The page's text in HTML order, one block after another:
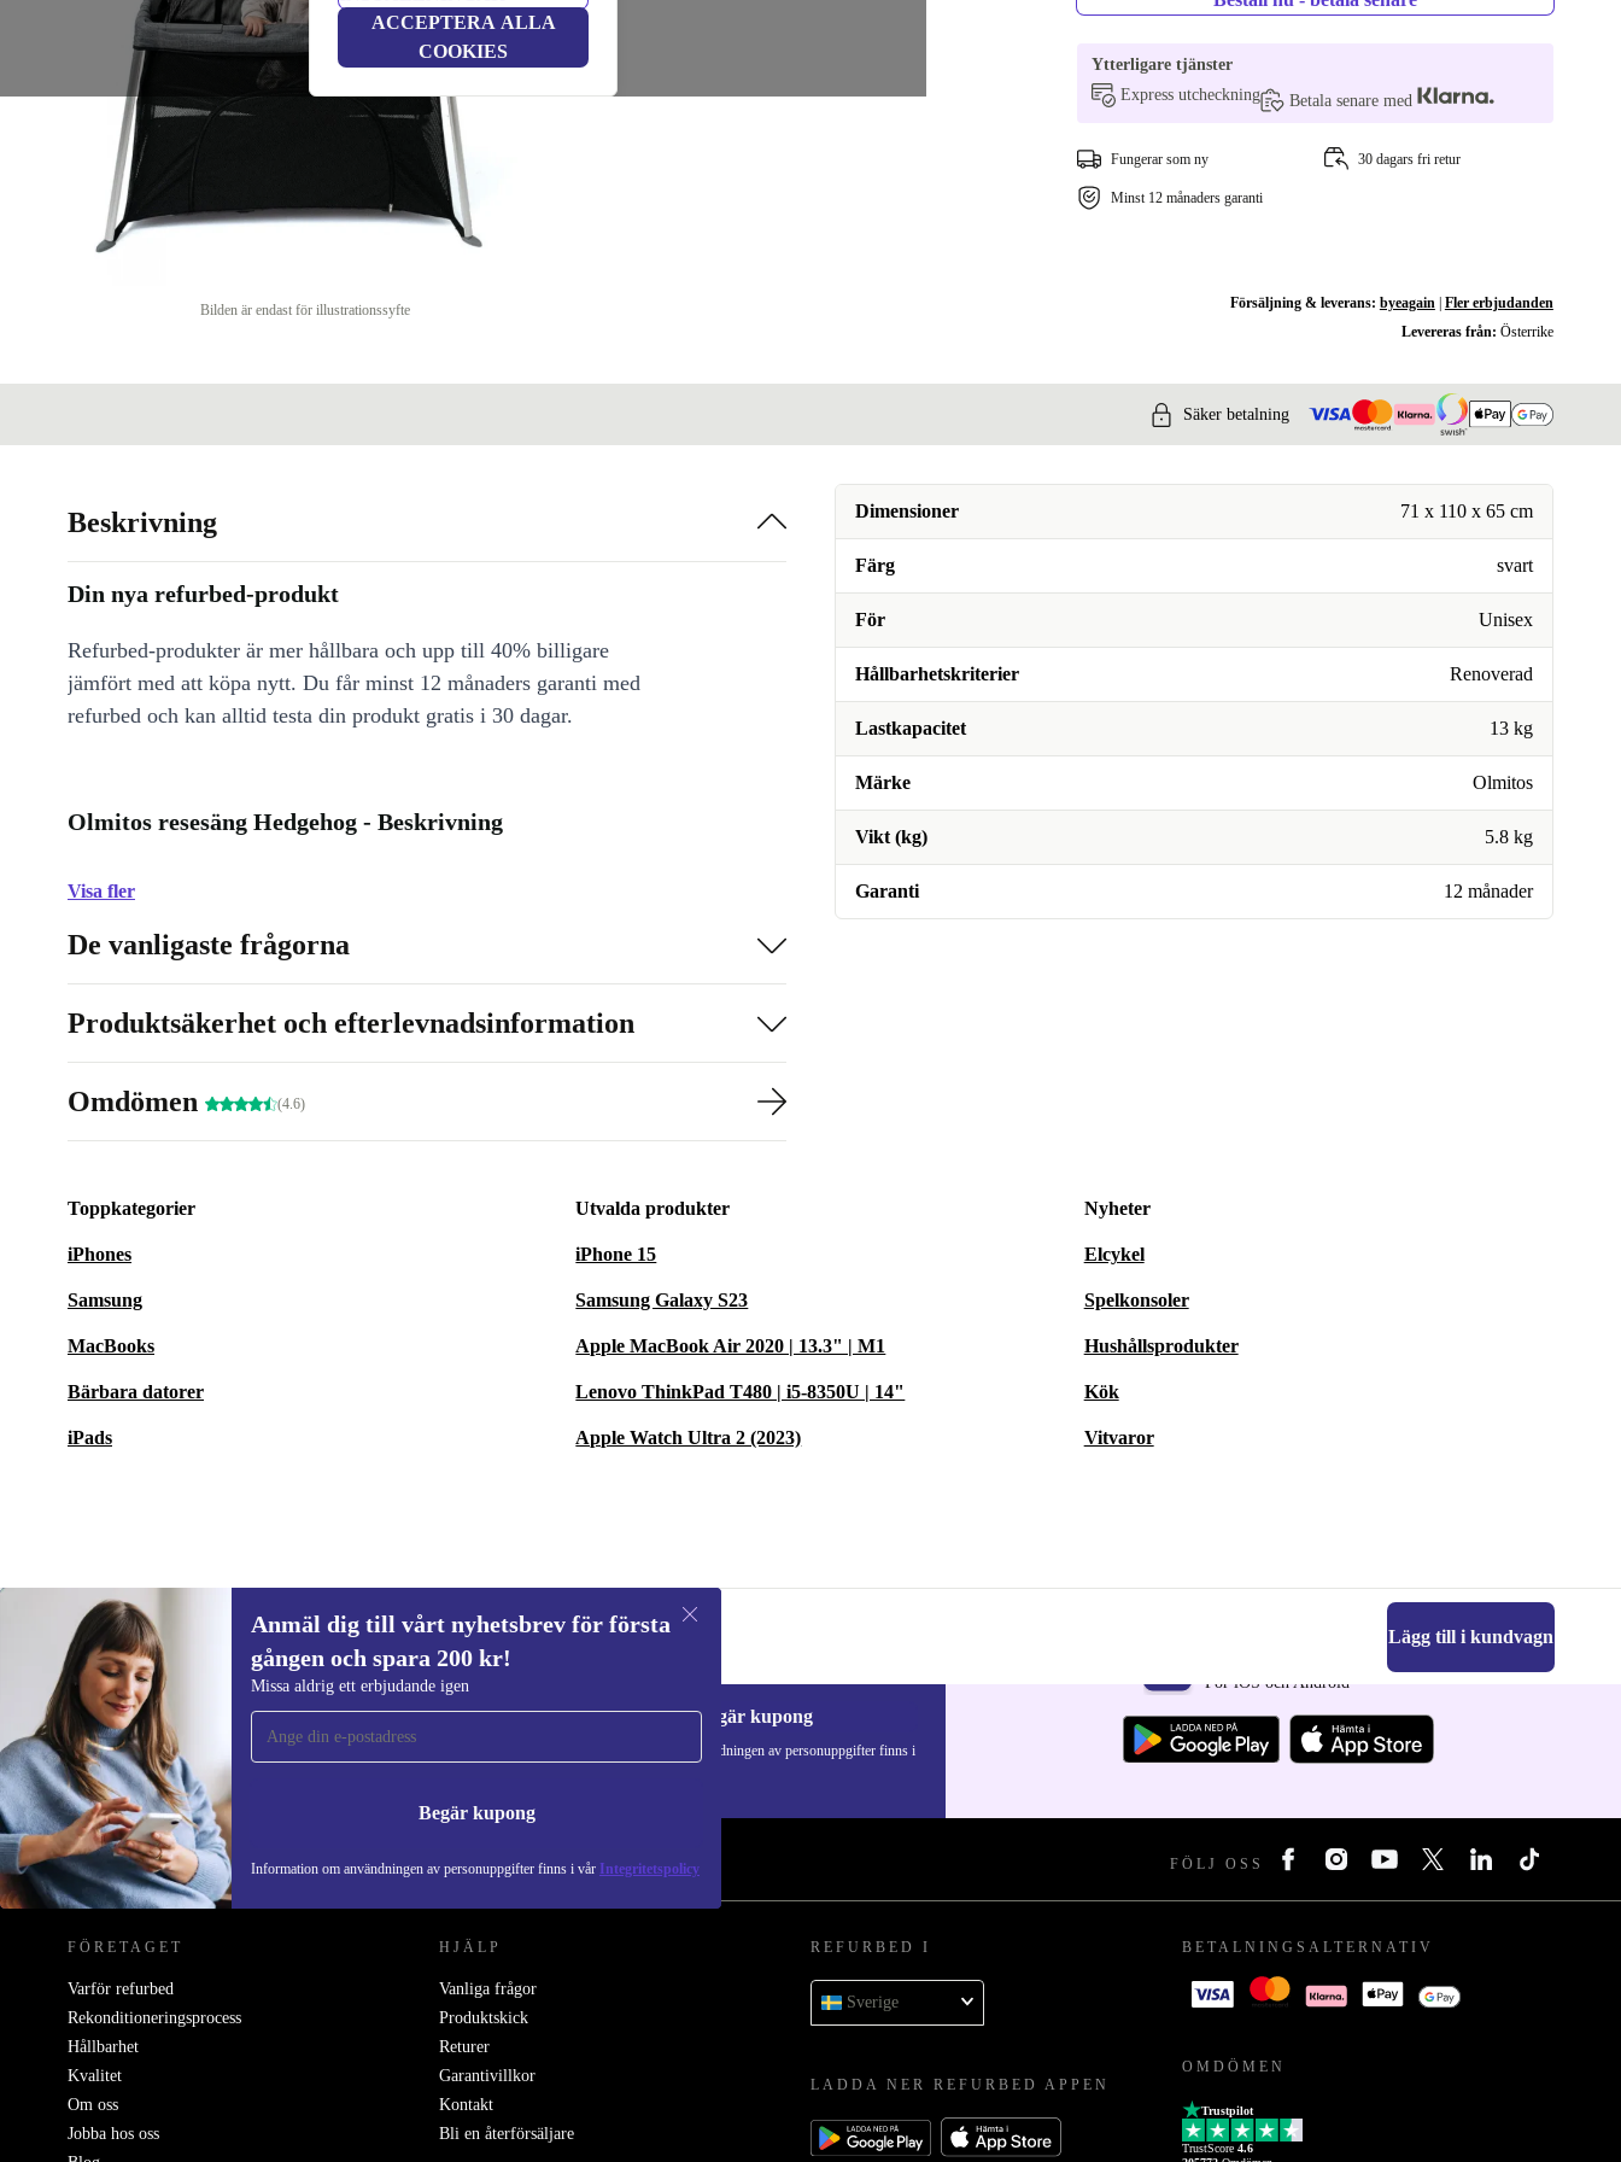
ACCEPTERA ALLA
COOKIES
Bilden är endast för illustrationssyfte
Ytterligare tjänster
Express utcheckning
Betala senare med
Fungerar som ny 30 dagars fri retur
Minst 12 månaders garanti
Försäljning & leverans: byeagain| Fler erbjudanden
Levereras från: Österrike
Säker betalning
Dimensioner 71 x 110 x 65 cm
Färg svart
För Unisex
Hållbarhetskriterier Renoverad
Lastkapacitet 13 kg
Märke Olmitos
Vikt (kg) 5.8 kg
Garanti 12 månader
Beskrivning
Din nya refurbed-produkt
Refurbed-produkter är mer hållbara och upp till 40% billigare
jämfört med att köpa nytt. Du får minst 12 månaders garanti med
refurbed och kan alltid testa din produkt gratis i 30 dagar.
Olmitos resesäng Hedgehog - Beskrivning
Visa fler
De vanligaste frågorna
Produktsäkerhet och efterlevnadsinformation
Omdömen (4.6)
Toppkategorier
iPhones
Samsung
MacBooks
Bärbara datorer
iPads
Utvalda produkter
iPhone 15
Samsung Galaxy S23
Apple MacBook Air 2020 | 13.3" | M1
Lenovo ThinkPad T480 | i5-8350U | 14"
Apple Watch Ultra 2 (2023)
Nyheter
Elcykel
Spelkonsoler
Hushållsprodukter
Kök
Vitvaror
605 kr1 468,18 kr Lägg till i kundvagn
Anmäl dig till vårt nyhetsbrev för första
gången och spara 200 kr!
Missa aldrig ett erbjudande igen
Begär kupong
Information om användningen av personuppgifter finns i vår Integritetspolicy
Anmäl dig till vårt nyhetsbrev för första
gången och spara 200 kr!
Missa aldrig ett erbjudande igen.
Begär kupong
Information om användningen av personuppgifter finns i
För iOS och Android
REFURBED SVERIGE - RETHINK NEW. FÖLJ OSS
FÖRETAGET
Varför refurbed
Rekonditioneringsprocess
Hållbarhet
Kvalitet
Om oss
Jobba hos oss
HJÄLP
Vanliga frågor
Produktskick
Returer
Garantivillkor
Kontakt
Bli en återförsäljare
REFURBED I
Sverige
LADDA NER REFURBED APPEN
BETALNINGSALTERNATIV
OMDÖMEN
Trustpilot
TrustScore 4.6